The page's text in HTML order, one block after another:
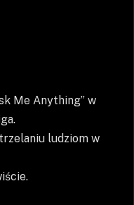
Me Anything” w
ludziom w